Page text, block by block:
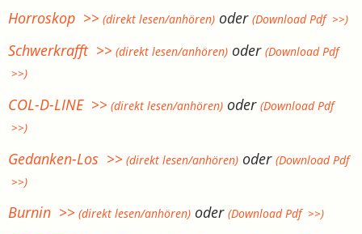
Horroskop >> (direkt lesen/anhören) oder(Download Pdf >>)
Schwerkrafft >> (direkt lesen/anhören) oder(Download Pdf
>>)
COL-D-LINE >> (direkt lesen/anhören) oder(Download Pdf
>>)
Gedanken-Los >> (direkt lesen/anhören) oder(Download Pdf
>>)
Burnin >> (direkt lesen/anhören) oder(Download Pdf >>)